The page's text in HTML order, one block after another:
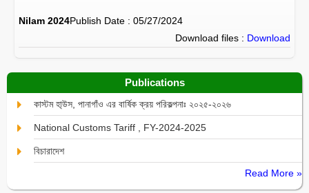
Nilam 2024Publish Date : 05/27/2024
Download files : Download
Publications
কাস্টম হা্উস, পানাগাঁও এর বার্ষিক ক্রয় পরিকল্পনাঃ ২০২৫-২০২৬
National Customs Tariff , FY-2024-2025
বিচারাদেশ
Read More »